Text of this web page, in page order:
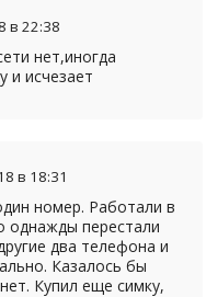
в 22:38
нет,иногда
и исчезает
в 18:31
номер. Работали в
однажды перестали
два телефона и
Казалось бы
Купил еще симку,